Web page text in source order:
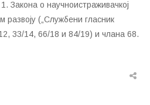
Закона о научноистраживачкој
развоју („Службени гласник
33/14, 66/18 и 84/19) и члана 68.